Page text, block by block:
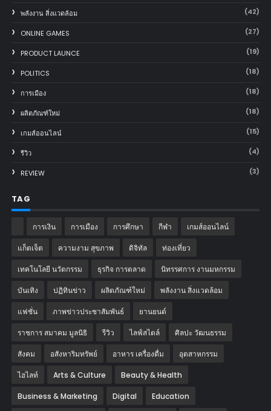
พลังงาน สิ่งแวดล้อม (42)
ONLINE GAMES (27)
PRODUCT LAUNCE (19)
POLITICS (18)
การเมือง (18)
ผลิตภัณฑ์ใหม่ (18)
เกมส์ออนไลน์ (15)
รีวิว (4)
REVIEW (3)
TAG
การเงิน การเมือง การศึกษา กีฬา เกมส์ออนไลน์
แก็ตเจ็ต ความงาม สุขภาพ ดิจิทัล ท่องเที่ยว
เทคโนโลยี นวัตกรรม ธุรกิจ การตลาด นิทรรศการ งานมหกรรม
บันเทิง ปฏิทินข่าว ผลิตภัณฑ์ใหม่ พลังงาน สิ่งแวดล้อม
แฟชั่น ภาพข่าวประชาสัมพันธ์ ‎ยานยนต์‎
ราชการ สมาคม มูลนิธิ รีวิว ไลฟ์สไตล์ ศิลปะ วัฒนธรรม
สังคม อสังหาริมทรัพย์ อาหาร เครื่องดื่ม อุตสาหกรรม
ไฮไลท์ Arts & Culture Beauty & Health
Business & Marketing Digital Education